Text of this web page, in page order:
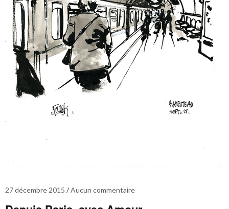
27 décembre 2015 Aucun commentaire